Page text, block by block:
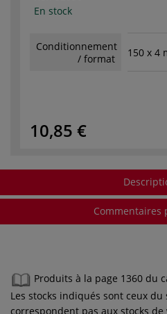
En stock
Conditionnement
/ format
150 x 4
10,85 €
Commentaires
Produits à la page 1360 du
Les stocks indiqués sont ceux
correspondent pas aux stocks de